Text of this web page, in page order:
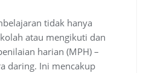
tidak hanya
atau mengikuti dan
harian (MPH) –
daring. Ini mencakup